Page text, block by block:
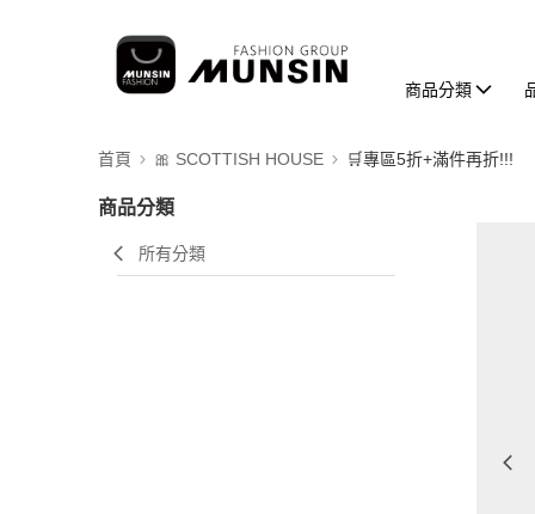
商品分類
首頁 🎀 SCOTTISH HOUSE 🛒專區5折+滿件再折!!!
商品分類
所有分類